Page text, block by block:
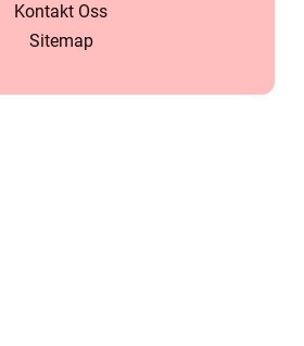
Kontakt Oss
Sitemap